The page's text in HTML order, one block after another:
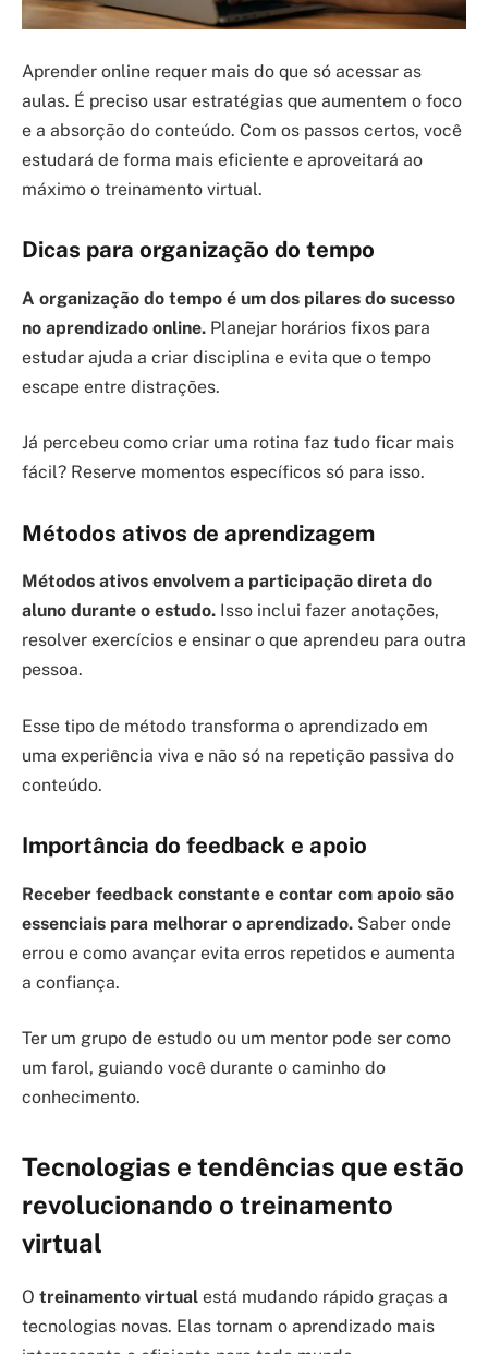
Aprender online requer mais do que só acessar as
aulas. É preciso usar estratégias que aumentem o foco
e a absorção do conteúdo. Com os passos certos, você
estudará de forma mais eficiente e aproveitará ao
máximo o treinamento virtual.
Dicas para organização do tempo
A organização do tempo é um dos pilares do sucesso
no aprendizado online. Planejar horários fixos para
estudar ajuda a criar disciplina e evita que o tempo
escape entre distrações.
Já percebeu como criar uma rotina faz tudo ficar mais
fácil? Reserve momentos específicos só para isso.
Métodos ativos de aprendizagem
Métodos ativos envolvem a participação direta do
aluno durante o estudo. Isso inclui fazer anotações,
resolver exercícios e ensinar o que aprendeu para outra
pessoa.
Esse tipo de método transforma o aprendizado em
uma experiência viva e não só na repetição passiva do
conteúdo.
Importância do feedback e apoio
Receber feedback constante e contar com apoio são
essenciais para melhorar o aprendizado. Saber onde
errou e como avançar evita erros repetidos e aumenta
a confiança.
Ter um grupo de estudo ou um mentor pode ser como
um farol, guiando você durante o caminho do
conhecimento.
Tecnologias e tendências que estão
revolucionando o treinamento
virtual
O treinamento virtual está mudando rápido graças a
tecnologias novas. Elas tornam o aprendizado mais